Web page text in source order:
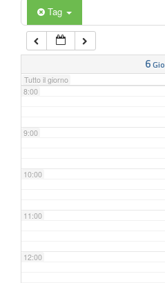
Tag
6Gio
Tutto il giorno
6:00
7:00
8:00
9:00
10:00
11:00
12:00